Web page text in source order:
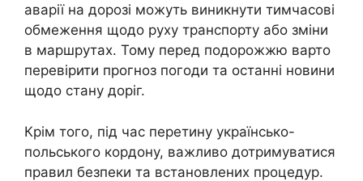
аварії на дорозі можуть виникнути тимчасові
обмеження щодо руху транспорту або зміни
в маршрутах. Тому перед подорожжю варто
перевірити прогноз погоди та останні новини
щодо стану доріг.
Крім того, під час перетину українсько-
польського кордону, важливо дотримуватися
правил безпеки та встановлених процедур.